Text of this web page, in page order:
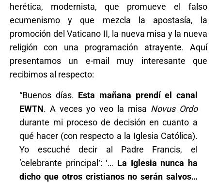
herética, modernista, que promueve el falso
ecumenismo y que mezcla la apostasía, la
promoción del Vaticano II, la nueva misa y la nueva
religión con una programación atrayente. Aquí
presentamos un e-mail muy interesante que
recibimos al respecto:
“Buenos días. Esta mañana prendí el canal
EWTN. A veces yo veo la misa Novus Ordo
durante mi proceso de decisión en cuanto a
qué hacer (con respecto a la Iglesia Católica).
Yo escuché decir al Padre Francis, el
’celebrante principal‘: ‘… La Iglesia nunca ha
dicho que otros cristianos no serán salvos…